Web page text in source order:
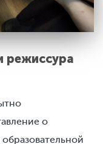
режиссура
о